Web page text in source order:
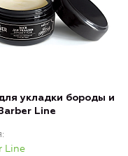
укладки бороды и
Line
Line